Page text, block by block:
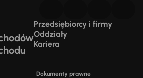
Przedsiębiorcy i firmy
Oddziały
Kariera
Dokumenty prawne